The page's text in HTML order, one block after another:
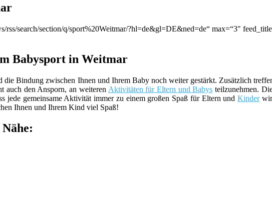
rss/search/section/q/sport%20Weitmar/?hl=de&gl=DE&ned=de“ max=“3″
Babysport in Weitmar
Bindung zwischen Ihnen und Ihrem Baby noch weiter gestärkt. Zusätzlich
auch den Ansporn, an weiteren Aktivitäten für Eltern und Babys teilzunehmen.
jede gemeinsame Aktivität immer zu einem großen Spaß für Eltern undKinder
Ihnen und Ihrem Kind viel Spaß!